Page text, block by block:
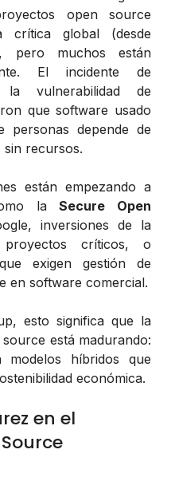
open source
crítica global (desde
pero muchos están
El incidente de
vulnerabilidad de
que software usado
personas depende de
sin recursos.
están empezando a
laSecure Open
inversiones de la
críticos, o
exigen gestión de
en software comercial.
esto significa que la
está madurando:
modelos híbridos que
económica.
en el